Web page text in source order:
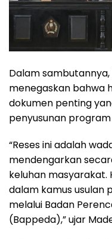
Dalam sambutannya,
menegaskan bahwa
dokumen penting
penyusunan
“Reses ini adalah
mendengarkan
keluhan masyarakat.
dalam kamus usulan
melalui Badan
(Bappeda),” ujar